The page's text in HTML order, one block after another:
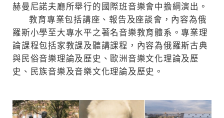
赫曼尼諾夫廳所舉行的國際班音樂會中擔綱演出。
教育專業包括講座、報告及座談會，內容為俄
羅斯小學至大專水平之著名音樂教育體系。專業理
論課程包括家教課及聽講課程，內容為俄羅斯古典
與民俗音樂理論及歷史、歐洲音樂文化理論及歷
史、民族音樂及音樂文化理論及歷史。